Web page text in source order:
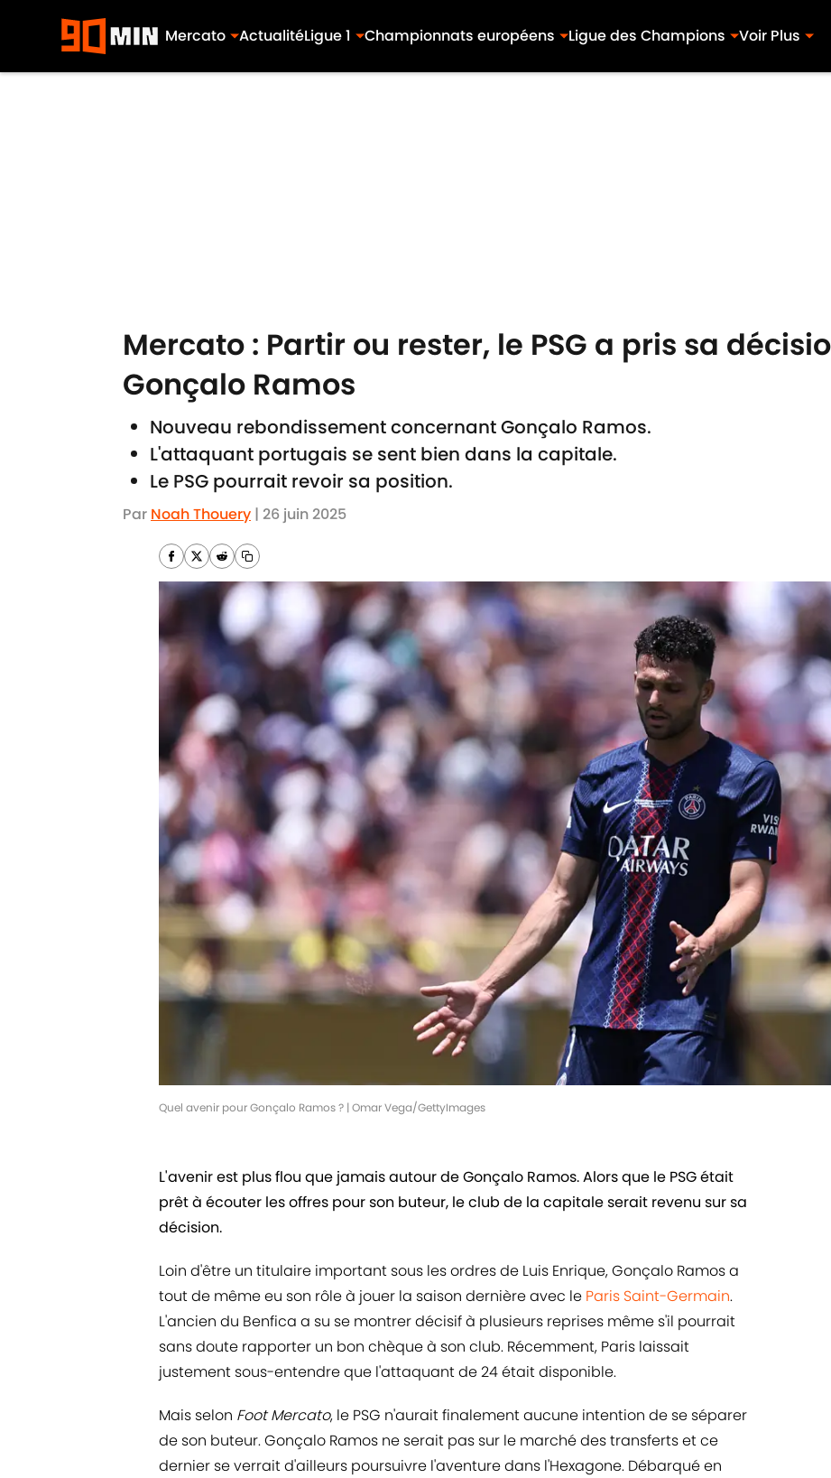
Mercato ActualitéLigue 1 Championnats européens Ligue des Champions Voir Plus
Mercato : Partir ou rester, le PSG a pris sa
Gonçalo Ramos
Nouveau rebondissement concernant Gonçalo Ramos.
L'attaquant portugais se sent bien dans la capitale.
Le PSG pourrait revoir sa position.
Par Noah Thouery | 26 juin 2025
Quel avenir pour Gonçalo Ramos ? | Omar Vega/GettyImages
L'avenir est plus flou que jamais autour de Gonçalo Ramos. Alors que le PSG était
prêt à écouter les offres pour son buteur, le club de la capitale serait revenu sur sa
décision.
Loin d'être un titulaire important sous les ordres de Luis Enrique, Gonçalo Ramos a
tout de même eu son rôle à jouer la saison dernière avec le Paris Saint-Germain.
L'ancien du Benfica a su se montrer décisif à plusieurs reprises même s'il pourrait
sans doute rapporter un bon chèque à son club. Récemment, Paris laissait
justement sous-entendre que l'attaquant de 24 était disponible.
Mais selon Foot Mercato, le PSG n'aurait finalement aucune intention de se séparer
de son buteur. Gonçalo Ramos ne serait pas sur le marché des transferts et ce
dernier se verrait d'ailleurs poursuivre l'aventure dans l'Hexagone. Débarqué en